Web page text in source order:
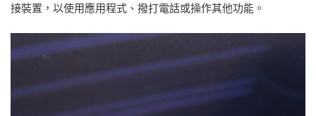
接裝置，以使用應用程式、撥打電話或操作其他功能。